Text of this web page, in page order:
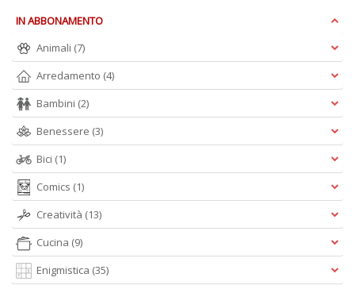
IN ABBONAMENTO
Animali (7)
Arredamento (4)
Bambini (2)
Benessere (3)
Bici (1)
Comics (1)
Creatività (13)
Cucina (9)
Enigmistica (35)